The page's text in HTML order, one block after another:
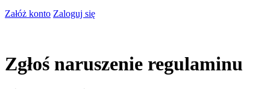
Załóż konto Zaloguj się
Zgłoś naruszenie regulaminu